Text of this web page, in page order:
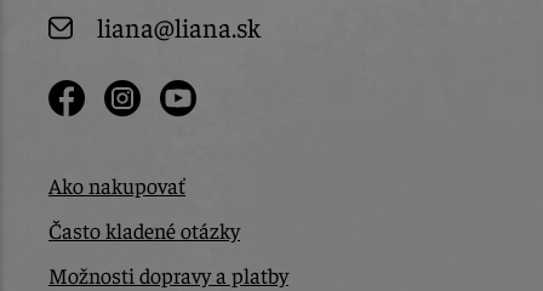
liana@liana.sk
Ako nakupovať
Často kladené otázky
Možnosti dopravy a platby